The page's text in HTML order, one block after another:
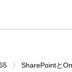
SharePointと